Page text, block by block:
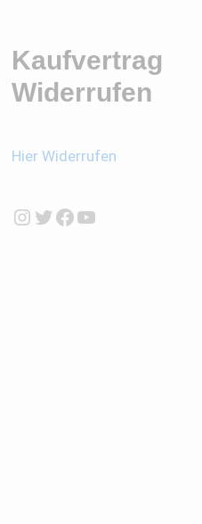
Kaufvertrag
Widerrufen
Hier Widerrufen
Instagram
Twitter
Facebook
YouTube